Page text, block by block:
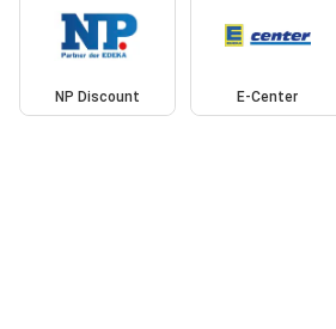
NP Discount E-Center